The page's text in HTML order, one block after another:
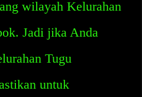
wilayah Kelurahan
Jadi jika Anda
Tugu
untuk